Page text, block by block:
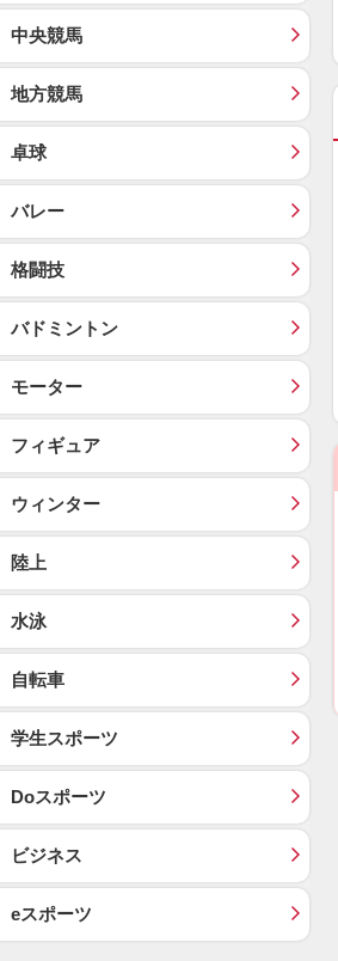
中央競馬
地方競馬
卓球
バレー
格闘技
バドミントン
モーター
フィギュア
ウィンター
陸上
水泳
自転車
学生スポーツ
Doスポーツ
ビジネス
eスポーツ